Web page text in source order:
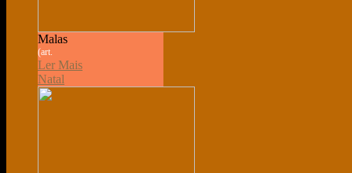
Malas
(art.
Ler Mais
Natal